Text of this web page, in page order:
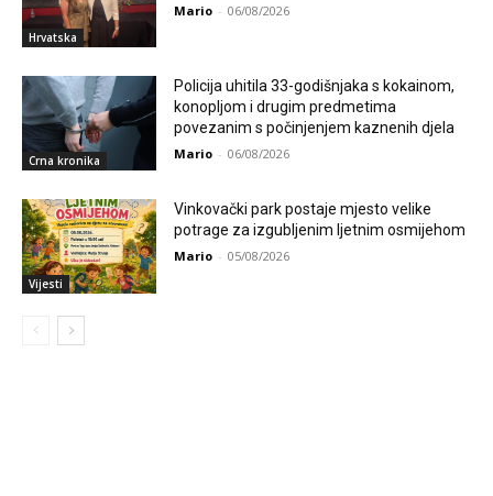
Hrvatska
Mario - 06/08/2026
Crna kronika
Policija uhitila 33-godišnjaka s kokainom,
konopljom i drugim predmetima
povezanim s počinjenjem kaznenih djela
Mario - 06/08/2026
Vijesti
Vinkovački park postaje mjesto velike
potrage za izgubljenim ljetnim osmijehom
Mario - 05/08/2026